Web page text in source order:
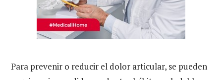
Para prevenir o reducir el dolor articular, se pueden